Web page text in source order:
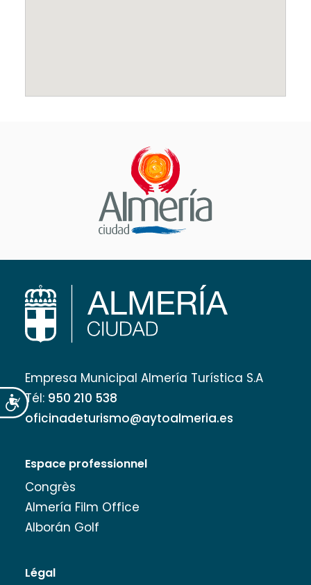
Accesibilidad
Empresa Municipal Almería Turística S.A
Tél: 950 210 538
oficinadeturismo@aytoalmeria.es
Espace professionnel
Congrès
Almería Film Office
Alborán Golf
Légal